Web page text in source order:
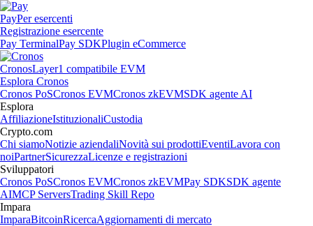
PayPer esercenti
Registrazione esercente
Pay TerminalPay SDKPlugin eCommerce
CronosLayer1 compatibile EVM
Esplora Cronos
Cronos PoSCronos EVMCronos zkEVMSDK agente AI
Esplora
AffiliazioneIstituzionaliCustodia
Crypto.com
Chi siamoNotizie aziendaliNovità sui prodottiEventiLavora con
noiPartnerSicurezzaLicenze e registrazioni
Sviluppatori
Cronos PoSCronos EVMCronos zkEVMPay SDKSDK agente
AIMCP ServersTrading Skill Repo
Impara
ImparaBitcoinRicercaAggiornamenti di mercato